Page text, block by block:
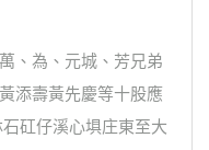
、為、元城、芳兄弟
添壽黃先慶等十股應
矼仔溪心埧庄東至大